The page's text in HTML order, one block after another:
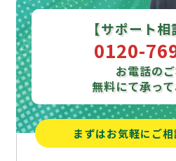
【サポート相
0120-
お電話の
無料にて承っ
まずはお気軽にご相